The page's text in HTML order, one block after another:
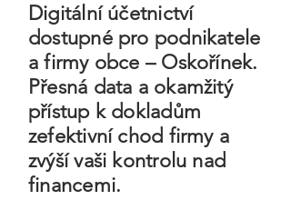
Digitální účetnictví
dostupné pro podnikatele
a firmy obce – Oskořínek.
Přesná data a okamžitý
přístup k dokladům
zefektivní chod firmy a
zvýší vaši kontrolu nad
financemi.